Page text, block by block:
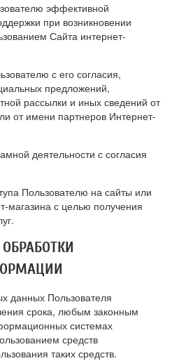
эффективной
при возникновении
Сайта интернет-
с его согласия,
предложений,
рассылки и иных сведений от
от имени партнеров Интернет-
деятельности с согласия
Пользователю на сайты или
магазина с целью получения
данных Пользователя
срока, любым законным
системах
средств
таких средств.